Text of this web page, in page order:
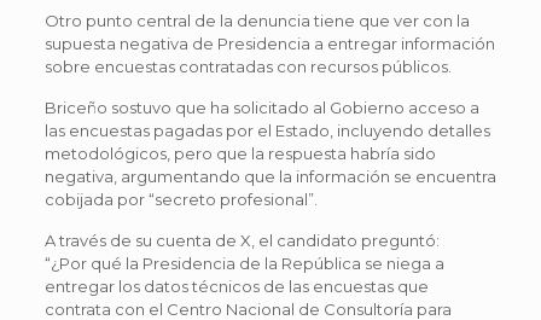
Otro punto central de la denuncia tiene que ver con la
supuesta negativa de Presidencia a entregar información
sobre encuestas contratadas con recursos públicos.
Briceño sostuvo que ha solicitado al Gobierno acceso a
las encuestas pagadas por el Estado, incluyendo detalles
metodológicos, pero que la respuesta habría sido
negativa, argumentando que la información se encuentra
cobijada por “secreto profesional”.
A través de su cuenta de X, el candidato preguntó:
“¿Por qué la Presidencia de la República se niega a
entregar los datos técnicos de las encuestas que
contrata con el Centro Nacional de Consultoría para